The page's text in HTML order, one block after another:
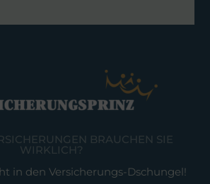
BRAUCHEN SIE
WIRKLICH?
in den Versicherungs-Dschungel!